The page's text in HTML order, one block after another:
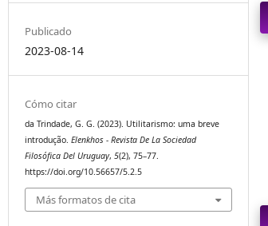
Publicado
2023-08-14
Cómo citar
da Trindade, G. G. (2023). Utilitarismo: uma breve
introdução.Elenkhos - Revista De La Sociedad
Filosófica Del Uruguay,5(2), 75–77.
https://doi.org/10.56657/5.2.5
Más formatos de cita